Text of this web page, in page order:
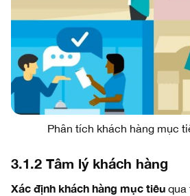
Phân tích khách hàng mục
3.1.2 Tâm lý khách hàng
Xác định khách hàng mục tiêu qua